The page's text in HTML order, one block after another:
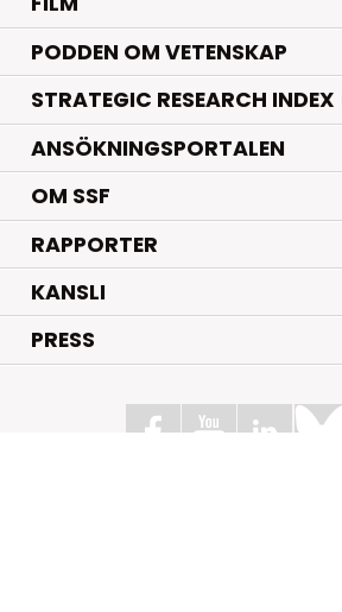
PODDEN OM VETENSKAP
STRATEGIC RESEARCH
ANSÖKNINGSPORTALEN
OM SSF
RAPPORTER
KANSLI
PRESS